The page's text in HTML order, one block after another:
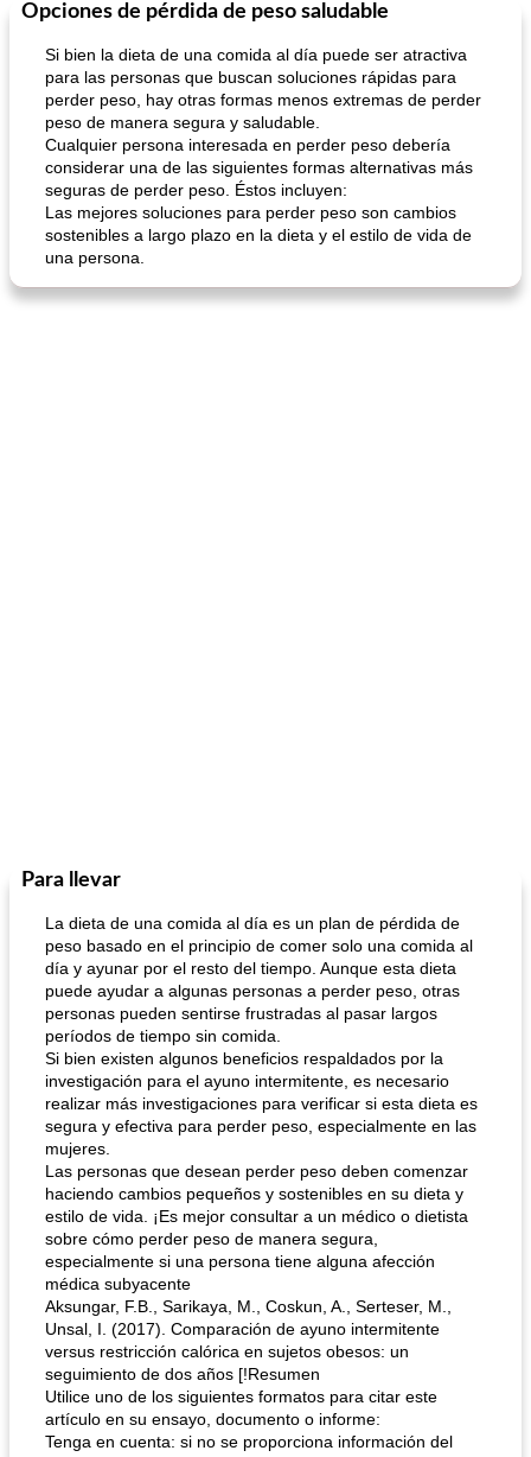
215 min
Cocina del mundo
mochi fácil
Arroz blanco
Salsa de salchicha picante
Opciones de pérdida de peso saludable
Si bien la dieta de una comida al día puede ser atractiva
para las personas que buscan soluciones rápidas para
perder peso, hay otras formas menos extremas de perder
peso de manera segura y saludable.
Cualquier persona interesada en perder peso debería
considerar una de las siguientes formas alternativas más
seguras de perder peso. Éstos incluyen:
Las mejores soluciones para perder peso son cambios
sostenibles a largo plazo en la dieta y el estilo de vida de
una persona.
Para llevar
La dieta de una comida al día es un plan de pérdida de
peso basado en el principio de comer solo una comida al
día y ayunar por el resto del tiempo. Aunque esta dieta
puede ayudar a algunas personas a perder peso, otras
personas pueden sentirse frustradas al pasar largos
períodos de tiempo sin comida.
Si bien existen algunos beneficios respaldados por la
investigación para el ayuno intermitente, es necesario
realizar más investigaciones para verificar si esta dieta es
segura y efectiva para perder peso, especialmente en las
mujeres.
Las personas que desean perder peso deben comenzar
haciendo cambios pequeños y sostenibles en su dieta y
estilo de vida. ¡Es mejor consultar a un médico o dietista
sobre cómo perder peso de manera segura,
especialmente si una persona tiene alguna afección
médica subyacente
Aksungar, F.B., Sarikaya, M., Coskun, A., Serteser, M.,
Unsal, I. (2017). Comparación de ayuno intermitente
versus restricción calórica en sujetos obesos: un
seguimiento de dos años [!Resumen
Utilice uno de los siguientes formatos para citar este
artículo en su ensayo, documento o informe:
Tenga en cuenta: si no se proporciona información del